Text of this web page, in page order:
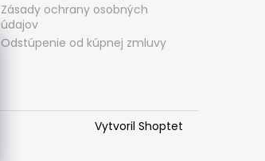
Zásady ochrany osobných
údajov
Odstúpenie od kúpnej zmluvy
Vytvoril Shoptet